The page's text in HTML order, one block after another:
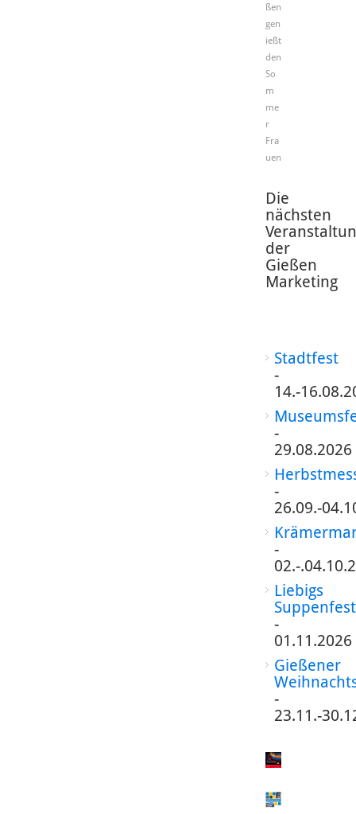
ßen
gen
ießt
den
So
m
me
r
Fra
uen
Die
nächsten
der
Gießen
Marketing
Stadtfest
-
14.-
-
29.08.2026
-
26.09.-
-
02.-
Liebigs
Suppenfest
-
01.11.2026
Gießener
-
23.11.-